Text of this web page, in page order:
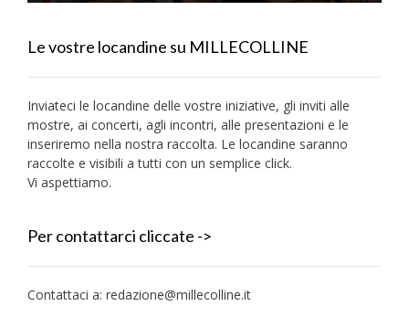
Le vostre locandine su MILLECOLLINE
Inviateci le locandine delle vostre iniziative, gli inviti alle
mostre, ai concerti, agli incontri, alle presentazioni e le
inseriremo nella nostra raccolta. Le locandine saranno
raccolte e visibili a tutti con un semplice click.
Vi aspettiamo.
Per contattarci cliccate ->
Contattaci a: redazione@millecolline.it